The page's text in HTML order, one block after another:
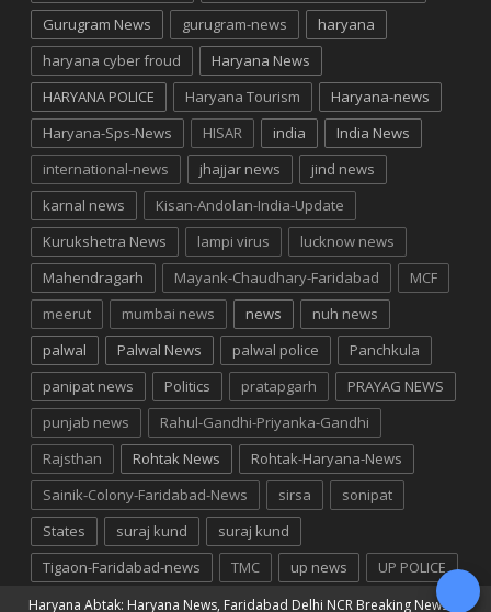
Gurugram News
gurugram-news
haryana
haryana cyber froud
Haryana News
HARYANA POLICE
Haryana Tourism
Haryana-news
Haryana-Sps-News
HISAR india
India News
international-news
jhajjar news
jind news
karnal news
Kisan-Andolan-India-Update
Kurukshetra News
lampi virus
lucknow news
Mahendragarh
Mayank-Chaudhary-Faridabad
MCF
meerut
mumbai news news
nuh news
palwal
Palwal News palwal police
Panchkula
panipat news
Politics pratapgarh
PRAYAG NEWS
punjab news
Rahul-Gandhi-Priyanka-Gandhi
Rajsthan
Rohtak News
Rohtak-Haryana-News
Sainik-Colony-Faridabad-News
sirsa
sonipat
States
suraj kund
suraj kund
Tigaon-Faridabad-news
TMC up news UP POLICE
Haryana Abtak: Haryana News, Faridabad Delhi NCR Breaking News